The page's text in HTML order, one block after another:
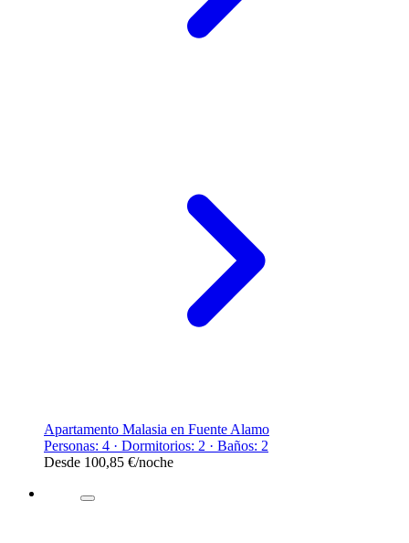
Apartamento Malasia en Fuente Alamo
Personas: 4 · Dormitorios: 2 · Baños: 2
Desde 100,85 €/noche